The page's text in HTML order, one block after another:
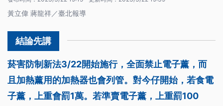
黃立偉 蔣龍祥／臺北報導
菸害防制新法3/22開始施行，全面禁止電子薰，而
且加熱薰用的加熱器也會列管。對今仔開始，若食電
子薰，上重會罰1萬。若準賣電子薰，上重罰100